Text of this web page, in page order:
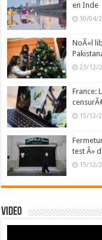
en Inde
30/04/
NoÃ«l
23/12/
France:
15/12/
test Â»
15/12/
Video